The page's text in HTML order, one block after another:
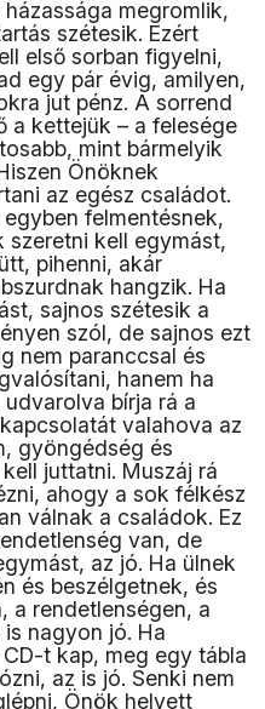
megromlik,
szétesik. Ezért
első sorban figyelni,
egy pár évig, amilyen,
jut pénz. A sorrend
a kettejük – a felesége
mint bármelyik
Önöknek
az egész családot.
felmentésnek,
kell egymást,
pihenni, akár
hangzik. Ha
sajnos szétesik a
szól, de sajnos ezt
nem paranccsal és
hanem ha
bírja rá a
valahova az
gyöngédség és
juttatni. Muszáj rá
ahogy a sok félkész
válnak a családok. Ez
van, de
az jó. Ha ülnek
és beszélgetnek, és
a rendetlenségen, a
nagyon jó. Ha
t kap, meg egy tábla
az is jó. Senki nem
Önök helyett